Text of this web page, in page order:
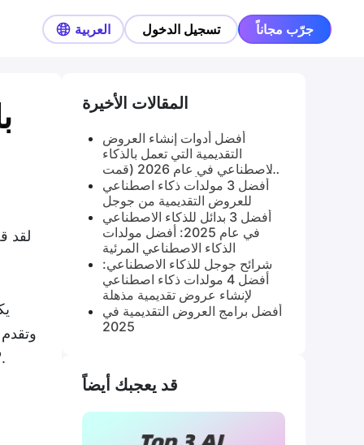
العربية تسجيل الدخول جرّب مجاناً
لقد
النهائية. ليست كل هذه الأدوات
المقالات الأخيرة
أفضل أدوات إنشاء العروض
التقديمية التي تعمل بالذكاء
الاصطناعي في عام 2026 (قمت
باختبار 9 أدوات على مدار 3
أسابيع)
أفضل 3 مولدات ذكاء اصطناعي
للعروض التقديمية من جوجل
أفضل 3 بدائل للذكاء الاصطناعي
في عام 2025: أفضل مولدات
الذكاء الاصطناعي المرئية
شرائح جوجل للذكاء الاصطناعي:
أفضل 4 مولدات ذكاء اصطناعي
لإنشاء عروض تقديمية مذهلة
أفضل برامج العروض التقديمية في
2025
قد يعجبك أيضاً